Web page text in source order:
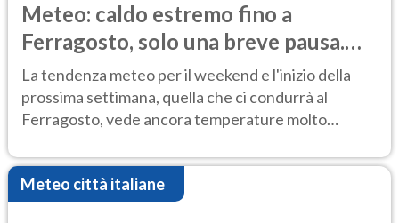
Meteo: caldo estremo fino a
Ferragosto, solo una breve pausa.
Ecco dove
La tendenza meteo per il weekend e l'inizio della
prossima settimana, quella che ci condurrà al
Ferragosto, vede ancora temperature molto
Meteo città italiane